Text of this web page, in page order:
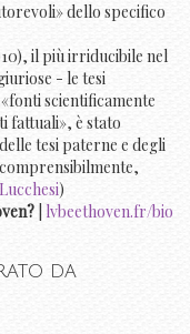
dello specifico
il più irriducibile nel
- le tesi
scientificamente
fattuali», è stato
tesi paterne e degli
)
lvbeethoven.fr/bio
da